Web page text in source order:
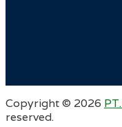
Copyright © 2026
reserved.